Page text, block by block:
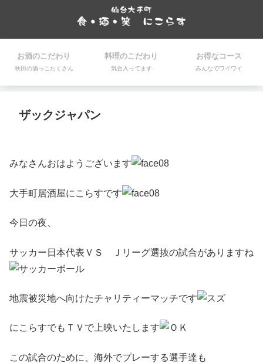
お酒のこだわり
秋田の酒っこたくさん
料理のこだわり
気合入ってます
お得なコース
みんなでワイワイ
ザックジャパン
みなさんおはようございます
大手町居酒屋にこらすです
今日の夜、
サッカー日本代表ＶＳ Ｊリーグ選抜の試合がありますね
地震被災地へ向けたチャリティーマッチです
にこらすでもＴＶで上映いたします
この試合のために、海外でプレーする選手達も